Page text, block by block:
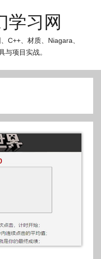
学习网
C++、材质、Niagara、
与项目实战。